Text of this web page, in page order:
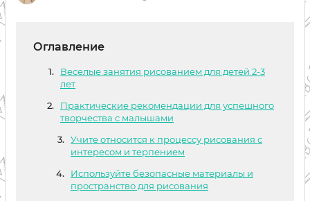
Оглавление
Веселые занятия рисованием для детей 2-3
лет
Практические рекомендации для успешного
творчества с малышами
Учите относится к процессу рисования с
интересом и терпением
Используйте безопасные материалы и
пространство для рисования